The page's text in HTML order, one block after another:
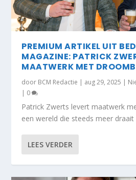
PREMIUM ARTIKEL UIT
MAGAZINE: PATRICK
MAATWERK MET
door BCM Redactie | aug 29, 2025 |
| 0
Patrick Zwerts levert maatwerk
een wereld die steeds meer draait
LEES VERDER